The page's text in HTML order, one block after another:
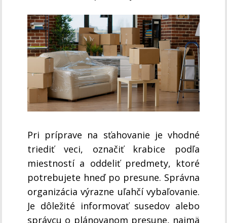
Pri príprave na sťahovanie je vhodné
triediť veci, označiť krabice podľa
miestností a oddeliť predmety, ktoré
potrebujete hneď po presune. Správna
organizácia výrazne uľahčí vybaľovanie.
Je dôležité informovať susedov alebo
správcu o plánovanom presune, najmä